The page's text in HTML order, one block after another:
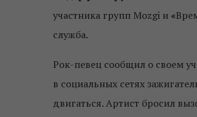
участника групп Mozgi и «
служба.
Рок-певец сообщил о своем
в социальных сетях
двигаться. Артист бросил